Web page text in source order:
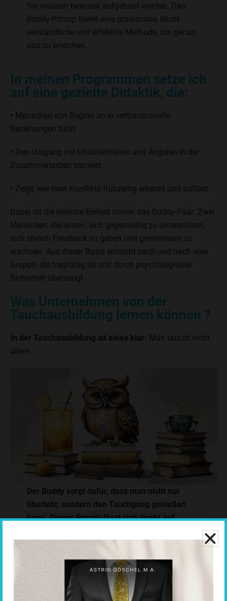
Sie müssen bewusst aufgebaut werden. Das
Buddy-Prinzip bietet eine praxisnahe, leicht
verständliche und effektive Methode, um genau
das zu erreichen.
In meinen Programmen setze ich
auf eine gezielte Didaktik, die:
• Menschen von Beginn an in vertrauensvolle
Beziehungen führt.
• Den Umgang mit Unsicherheiten und Ängsten in der
Zusammenarbeit trainiert.
• Zeigt, wie man Konflikte frühzeitig erkennt und auflöst.
Dabei ist die kleinste Einheit immer das Buddy-Paar: Zwei
Menschen, die lernen, sich gegenseitig zu unterstützen,
sich ehrlich Feedback zu geben und gemeinsam zu
wachsen. Aus dieser Basis entsteht nach und nach eine
Gruppe, die tragfähig ist und durch psychologische
Sicherheit überzeugt.
Was Unternehmen von der
Tauchausbildung lernen können ?
In der Tauchausbildung ist eines klar: Man taucht nicht
allein.
Der Buddy sorgt dafür, dass man nicht nur
überlebt, sondern den Tauchgang genießen
kann. Dieses Prinzip lässt sich direkt auf
Jeder ist für den Erfolg des anderen mitverantwortlich.
Konflikte oder Fehler werden frühzeitig erkannt und
adressiert.